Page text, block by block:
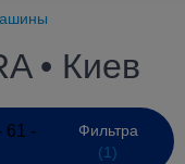
• Киев
Фильтра
(1)